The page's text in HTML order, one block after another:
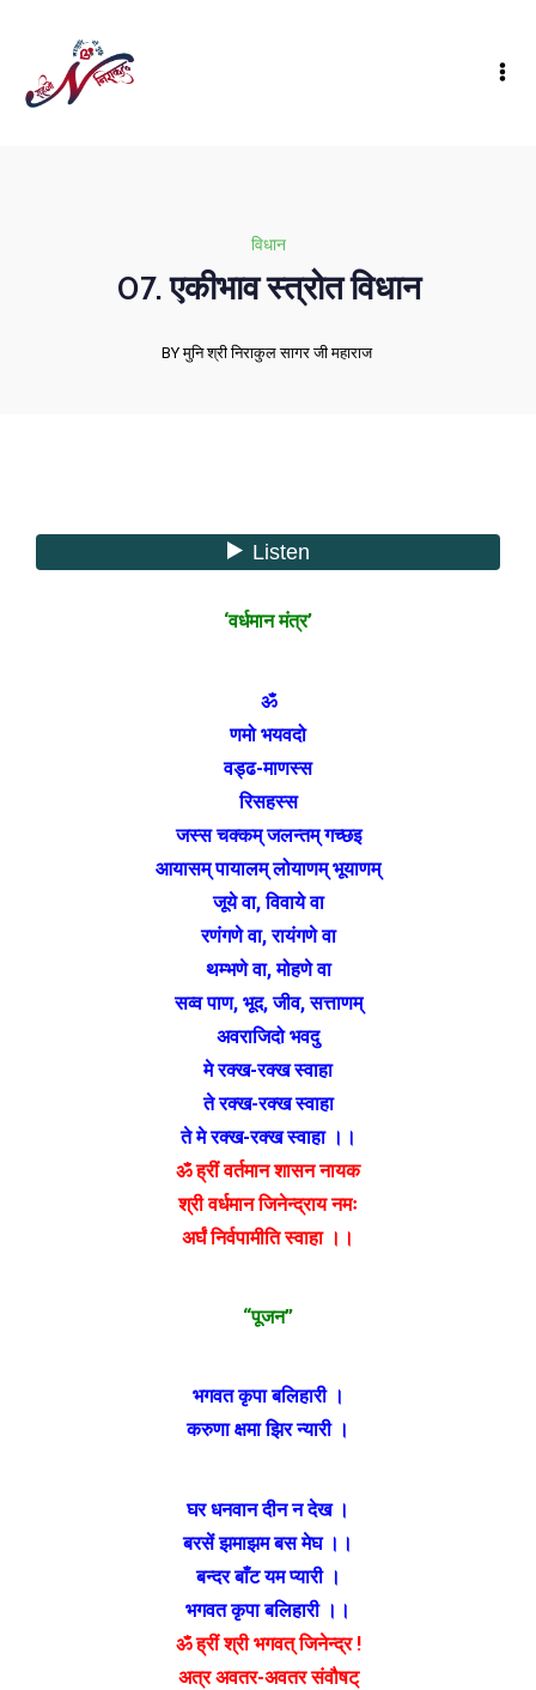
विधान
07. एकीभाव स्त्रोत विधान
BY मुनि श्री निराकुल सागर जी महाराज
‘वर्धमान मंत्र’
ॐ
णमो भयवदो
वड्ढ-माणस्स
रिसहस्स
जस्स चक्कम् जलन्तम्‌ गच्छइ
आयासम् पायालम् लोयाणम् भूयाणम्
जूये वा, विवाये वा
रणंगणे वा, रायंगणे वा
थम्भणे वा, मोहणे वा
सव्व पाण, भूद, जीव, सत्ताणम्
अवराजिदो भवदु
मे रक्ख-रक्ख स्वाहा
ते रक्ख-रक्ख स्वाहा
ते मे रक्ख-रक्ख स्वाहा ।।
ॐ ह्रीं वर्तमान शासन नायक
श्री वर्धमान जिनेन्द्राय नमः
अर्घं निर्वपामीति स्वाहा ।।
“पूजन”
भगवत कृपा बलिहारी ।
करुणा क्षमा झिर न्यारी ।
घर धनवान दीन न देख ।
बरसें झमाझम बस मेघ ।।
बन्दर बाँट यम प्यारी ।
भगवत कृपा बलिहारी ।।
ॐ ह्रीं श्री भगवत् जिनेन्द्र !
अत्र अवतर-अवतर संवौषट्